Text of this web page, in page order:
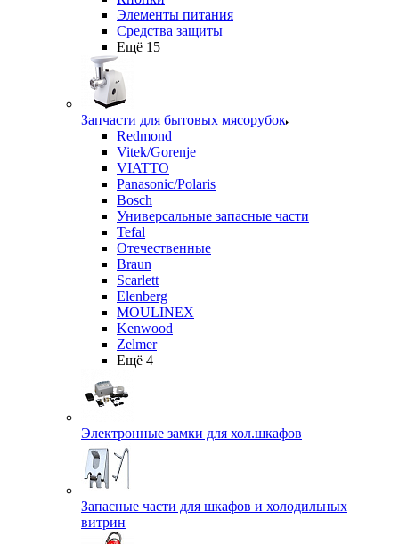
Элементы питания
Средства защиты
Ещё 15
Запчасти для бытовых мясорубок
Redmond
Vitek/Gorenje
VIATTO
Panasonic/Polaris
Bosch
Универсальные запасные части
Tefal
Отечественные
Braun
Scarlett
Elenberg
MOULINEX
Kenwood
Zelmer
Ещё 4
Электронные замки для хол.шкафов
Запасные части для шкафов и холодильных
витрин